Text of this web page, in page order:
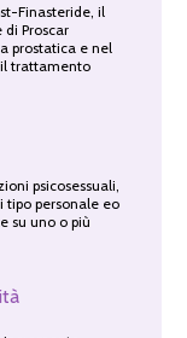
Finasteride, il
Proscar
prostatica e nel
il trattamento
psicosessuali,
tipo personale eo
su uno o più